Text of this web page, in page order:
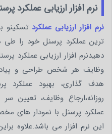
نرم افزار ارزیابی عملکرد
نرم افزار ارزیابی عملکرد تسکینو
ترین عملکرد پرسنل خود را طی
دهیدنرم افزار ارزیابی عملکرد
وظایف هر شخص طراحی و
هدف گذاری، بهبود عملکرد
روزانه،ارجاع وظایف، تعیین
عملکرد پرسنل با نمودار های
این نرم افزار می باشد.علاوه